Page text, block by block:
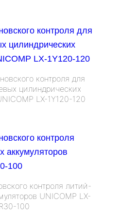
контроля для
цилиндрических
LX-1Y120-120
контроля литий-
UNICOMP LX-
100